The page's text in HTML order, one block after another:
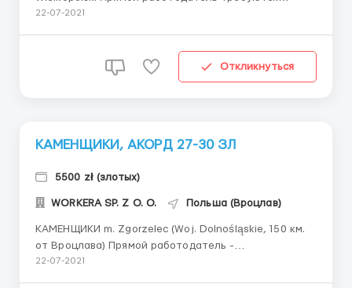
мужчины с опытом работы Специализация
арматурщики и опалубщики с опытом работы от 2ух
лет (можно на строительстве...
22-07-2021
Откликнуться
КАМЕНЩИКИ, АКОРД 27-30 ЗЛ
5500 zł (злотых)
WORKERA SP. Z O. O. Польша (Вроцлав)
КАМЕНЩИКИ m. Zgorzelec (Woj. Dolnośląskie, 150 км.
от Вроцлава) Прямой работодатель -
Строительство частных домов. коттеджей. - Кладка
22-07-2021